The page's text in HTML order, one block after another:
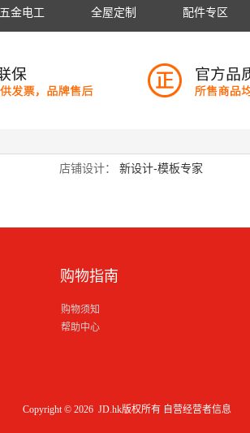
五金电工 全屋定制 配件专区
店铺设计： 新设计-模板专家
购物指南
购物须知
帮助中心
Copyright © 2026 JD.hk版权所有 自营经营者信息